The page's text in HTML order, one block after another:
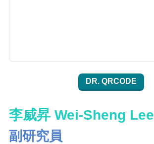
DR. QRCODE
李威昇 Wei-Sheng Lee
副研究員